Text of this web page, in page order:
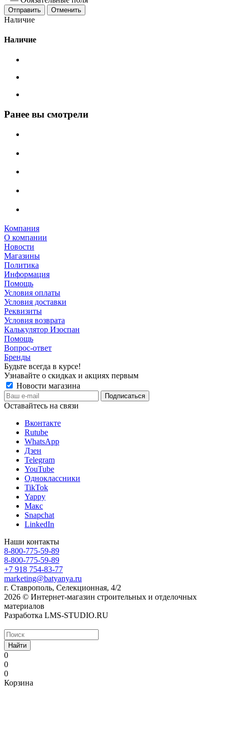
Отменить
Наличие
Наличие
Ранее вы смотрели
Компания
О компании
Новости
Магазины
Политика
Информация
Помощь
Условия оплаты
Условия доставки
Реквизиты
Условия возврата
Калькулятор Изоспан
Помощь
Вопрос-ответ
Бренды
Будьте всегда в курсе!
Узнавайте о скидках и акциях первым
Новости магазина
Оставайтесь на связи
Вконтакте
Rutube
WhatsApp
Дзен
Telegram
YouTube
Одноклассники
TikTok
Yappy
Макс
Snapchat
LinkedIn
Наши контакты
8-800-775-59-89
8-800-775-59-89
+7 918 754-83-77
marketing@batyanya.ru
г. Ставрополь, Селекционная, 4/2
2026 © Интернет-магазин строительных и отделочных
материалов
Разработка LMS-STUDIO.RU
Найти
0
0
0
Корзина